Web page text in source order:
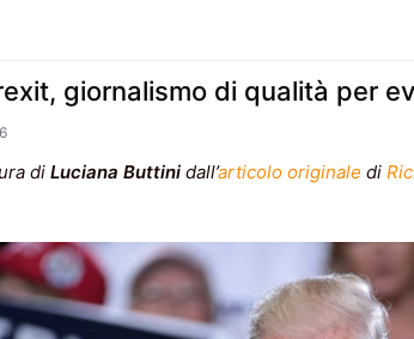
giornalismo di qualità per
di Luciana Buttini dall’articolo originale di